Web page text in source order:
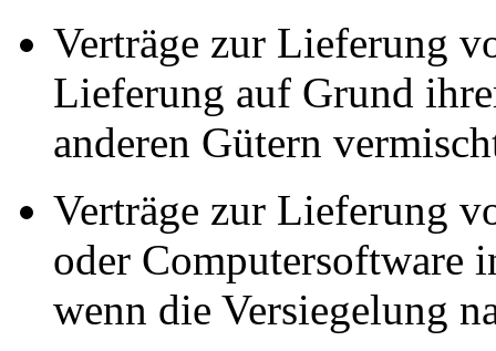
Verträge zur Lieferung
Lieferung auf Grund
anderen Gütern
Verträge zur Lieferung
oder Computersoftware
wenn die Versiegelung